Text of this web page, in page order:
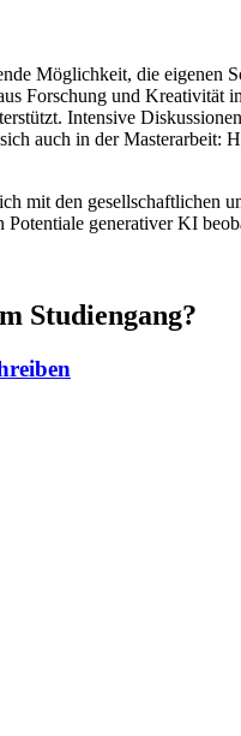
Möglichkeit, die
Forschung und
Intensive
auch in der
mit den
generativer KI
Studiengang?